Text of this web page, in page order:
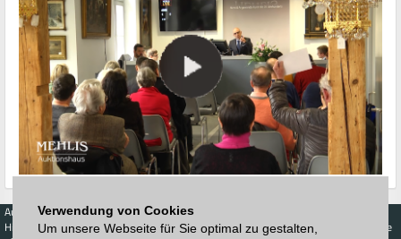
Verwendung von Cookies
Um unsere Webseite für Sie optimal zu gestalten,
Auctions
Highest acceptance
Buy
Live-Auction
Highest acceptance